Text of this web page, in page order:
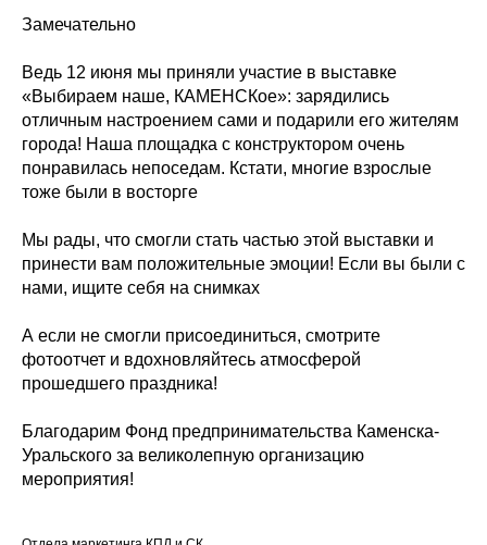
Замечательно
Ведь 12 июня мы приняли участие в выставке
«Выбираем наше, КАМЕНСКое»: зарядились
отличным настроением сами и подарили его жителям
города! Наша площадка с конструктором очень
понравилась непоседам. Кстати, многие взрослые
тоже были в восторге
Мы рады, что смогли стать частью этой выставки и
принести вам положительные эмоции! Если вы были с
нами, ищите себя на снимках
А если не смогли присоединиться, смотрите
фотоотчет и вдохновляйтесь атмосферой
прошедшего праздника!
Благодарим Фонд предпринимательства Каменска-
Уральского за великолепную организацию
мероприятия!